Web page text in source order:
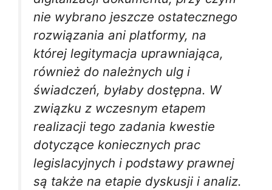
nie wybrano jeszcze ostatecznego
rozwiązania ani platformy, na
której legitymacja uprawniająca,
również do należnych ulg i
świadczeń, byłaby dostępna. W
związku z wczesnym etapem
realizacji tego zadania kwestie
dotyczące koniecznych prac
legislacyjnych i podstawy prawnej
są także na etapie dyskusji i analiz.